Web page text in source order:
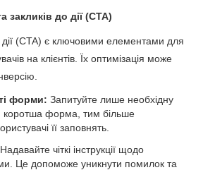
закликів до дії (CTA)
(CTA) є ключовими елементами для
на клієнтів. Їх оптимізація може
форми: Запитуйте лише необхідну
коротша форма, тим більше
її заповнять.
Надавайте чіткі інструкції щодо
Це допоможе уникнути помилок та